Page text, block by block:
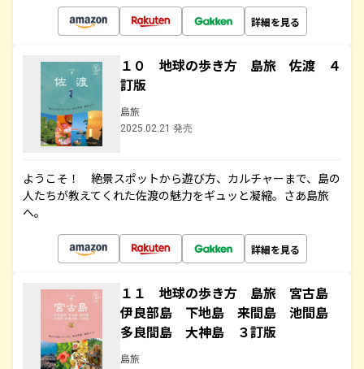
詳細を見る
１０ 地球の歩き方 島旅 佐渡 ４
訂版
島旅
2025.02.21 発売
ようこそ！ 絶景スポットから遊び方、カルチャーまで、島の
人たちが教えてくれた佐渡の魅力をギュッと凝縮。さあ島旅
へ。
詳細を見る
１１ 地球の歩き方 島旅 宮古島
伊良部島 下地島 来間島 池間島
多良間島 大神島 ３訂版
島旅